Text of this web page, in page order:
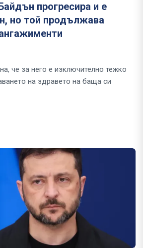
прогресира и е
но той продължава
че за него е изключително тежко
на здравето на баща си